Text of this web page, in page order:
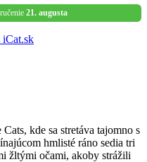
21. augusta
kde sa stretáva tajomno s
hmlisté ráno sedia tri
žltými očami, akoby strážili